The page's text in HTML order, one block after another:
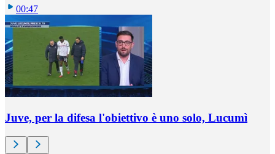
00:47
Juve, per la difesa l'obiettivo è uno solo, Lucumì